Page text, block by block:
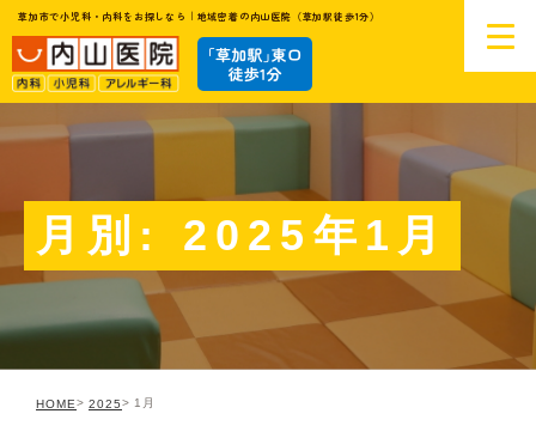
草加市で小児科・内科をお探しなら｜地域密着の内山医院（草加駅徒歩1分）
月別: 2025年1月
HOME 2025 1月